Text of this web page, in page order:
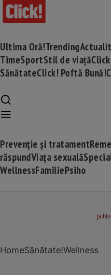
Ultima Oră!Trending
TimeSportStil de viață
SănătateClick! Poftă Bună!
Prevenție și tratament
răspundViața sexuală
WellnessFamiliePsiho
HomeSănătate!Wellness